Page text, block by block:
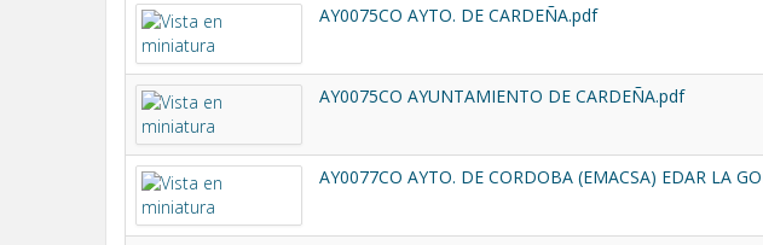
AY0075CO AYTO. DE CARDEÑA.pdf
AY0075CO AYUNTAMIENTO DE CARDEÑA.pdf
AY0077CO AYTO. DE CORDOBA (EMACSA) EDAR LA